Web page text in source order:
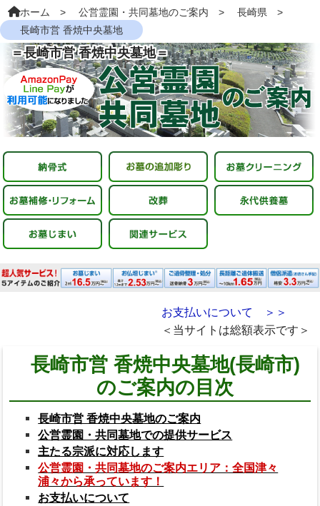
ホーム 公営霊園・共同墓地のご案内
長崎県
長崎市営 香焼中央墓地
＝長崎市営 香焼中央墓地＝
お支払いについて ＞＞
＜当サイトは総額表示です＞
長崎市営 香焼中央墓地(長崎市)
のご案内の目次
長崎市営 香焼中央墓地のご案内
公営霊園・共同墓地での提供サービス
主たる宗派に対応します
公営霊園・共同墓地のご案内エリア：全国津々
浦々から承っています！
お支払いについて